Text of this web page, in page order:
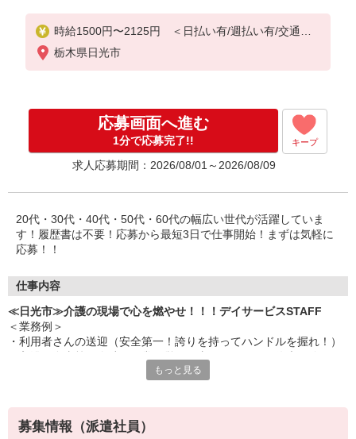
時給1500円〜2125円 ＜日払い有/週払い有/交通費
全支給(ガソリン代含む)＞
栃木県日光市
応募画面へ進む
1分で応募完了!! キープ
求人応募期間：2026/08/01～2026/08/09
20代・30代・40代・50代・60代の幅広い世代が活躍していま
す！履歴書は不要！応募から最短3日で仕事開始！まずは気軽に
応募！！
仕事内容
≪日光市≫介護の現場で心を燃やせ！！！デイサービスSTAFF
＜業務例＞
・利用者さんの送迎（安全第一！誇りを持ってハンドルを握れ！）
・健康チェックや記録（小さな変化を見逃すな！仲間と共有を！）
・チームでの協力（孤独に戦うな！共に心を燃やせ！！！）
もっと見る
募集情報（派遣社員）